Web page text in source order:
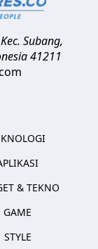
Kec. Subang,
41211
& TEKNO
GAME
STYLE